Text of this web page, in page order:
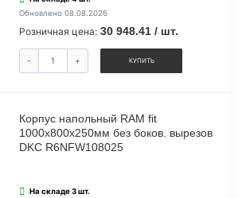
Обновлено 08.08.2026
Розничная цена: 30 948.41 / шт.
- + КУПИТЬ
Корпус напольный RAM fit
1000х800х250мм без боков. вырезов
DKC R6NFW108025
На складе 3 шт.